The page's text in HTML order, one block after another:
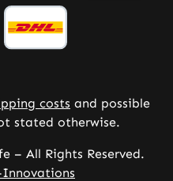
costs and possible
stated otherwise.
– All Rights Reserved.
Innovations